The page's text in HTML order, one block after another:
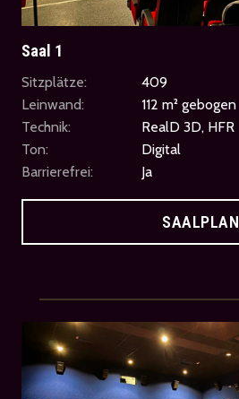
Saal 1
Sitzplätze:
409
Leinwand:
112 m² gebogen
Technik:
RealD 3D, HFR
Ton:
Digital
Barrierefrei:
Ja
SAALPLAN